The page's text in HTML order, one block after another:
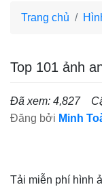
Trang chủ
Top 101 ảnh
Đã xem: 4,827
Đăng bởi Minh
Tải miễn phí hình